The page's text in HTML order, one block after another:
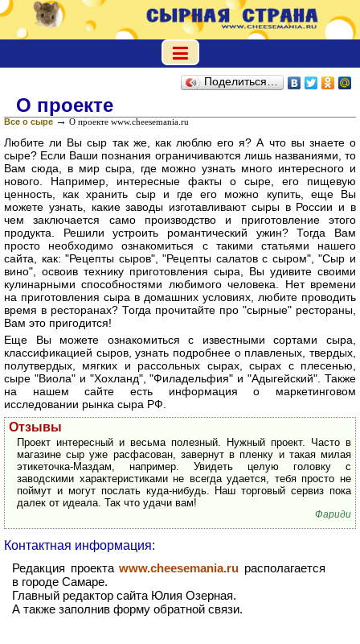
Поделиться…
О проекте
Все о сыре → О проекте www.cheesemania.ru
Любите ли Вы сыр так же, как люблю его я? А что вы знаете о
сыре? Если Ваши познания ограничиваются лишь названиями, то
Вам сюда, в мир сыра, где можно узнать много интересного и
нового. Например, интересные факты о сыре, его пищевую
ценность, как хранить сыр и где его можно купить, еще Вы
можете узнать, какие заводы изготавливают сыры в России и в
чем заключается само производство и приготовление этого
продукта. Решили устроить романтический ужин? Тогда Вам
просто необходимо ознакомиться с такими статьями нашего
сайта, как: "Рецепты сыров", "Рецепты салатов с сыром", "Сыр и
вино", освоив технику приготовления сыра, Вы удивите своими
кулинарными способностями любимого человека. Нет времени
на приготовления сыра в домашних условиях, любите проводить
время в ресторанах? Тогда прочитайте про "сырные" рестораны,
Вам это пригодится!
Еще Вы можете ознакомиться с известными сортами сыра,
классификацией сыров, узнать подробнее о плавленых, твердых,
полутвердых, мягких и рассольных сырах, сырах с плесенью,
сыре "Виола" и "Хохланд", "Филадельфия" и "Адыгейский". Также
на нашем сайте есть информация о маркетинговом
исследовании рынка сыра РФ.
Отзывы
Проект интересный и весьма полезный. Нужный проект. Часто в
магазине сыр уже расфасован, завернут в пленку и такая милая
этикеточка-Маздам, например. Увидеть целую головку с
заводскими характеристиками не всегда удается, тебя просто не
поймут и могут послать куда-нибудь. Наш торговый сервиз пока
далек от идеала. Так что удачи вам!
Фариди
Контактная информация:
Редакция проектаwww.cheesemania.ru располагается
в городе Самаре.
Главный редактор сайта Юлия Озерная.
А также заполнив форму обратной связи.